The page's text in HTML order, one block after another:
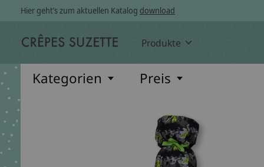
Hier geht’s zum aktuellen Katalog download
Produkte
Kategorien Preis